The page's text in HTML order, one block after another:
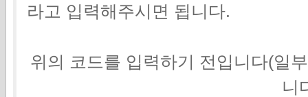
라고 입력해주시면 됩니다.
위의 코드를 입력하기 전입니다(일
니